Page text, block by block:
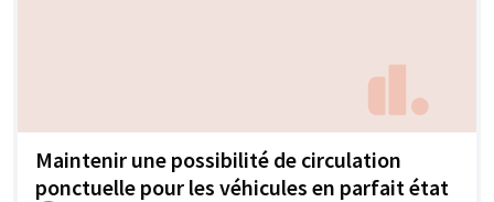
Maintenir une possibilité de circulation
ponctuelle pour les véhicules en parfait état